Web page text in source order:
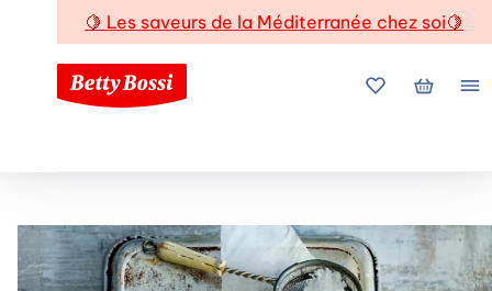
🍋 Les saveurs de la Méditerranée chez soi🍋
Mes favoris
Mon